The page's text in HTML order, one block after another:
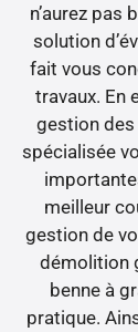
n’aurez pas
solution
fait vous
travaux. En
gestion des
spécialisée
meilleur
gestion de
démolition
benne à
pratique.